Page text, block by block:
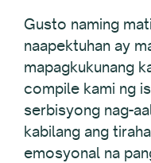
Gusto naming
naapektuhan ay
mapagkukunang
compile kami ng
serbisyong nag-
kabilang ang
emosyonal na